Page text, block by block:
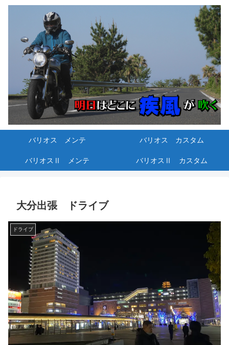
バリオス メンテ バリオス カスタム
バリオスⅡ メンテ バリオスⅡ カスタム
大分出張 ドライブ
ドライブ